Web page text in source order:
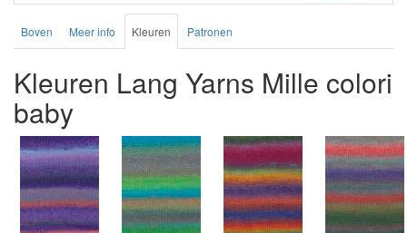
Boven Meer info Kleuren Patronen
Kleuren Lang Yarns Mille colori
baby